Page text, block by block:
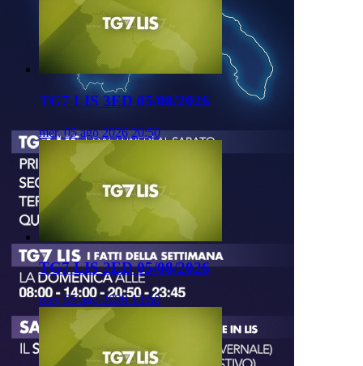
TG7 LIS 3ED 05/08/2026
mer, 05 ago 2026 20:50
TG7 LIS 2ED 05/08/2026
mer, 05 ago 2026 13:50